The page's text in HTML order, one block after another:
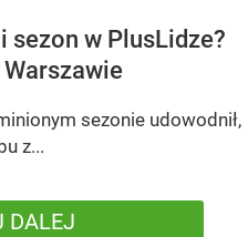
sezon w PlusLidze?
sezonie udowodnił,
z...
DALEJ